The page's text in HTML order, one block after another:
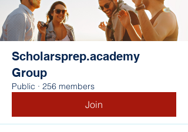
Scholarsprep.academy
Group
Public · 256 members
Join